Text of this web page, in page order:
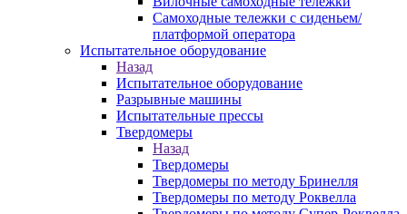
Самоходные тележки с сиденьем/
платформой оператора
Испытательное оборудование
Назад
Испытательное оборудование
Разрывные машины
Испытательные прессы
Твердомеры
Назад
Твердомеры
Твердомеры по методу Бринелля
Твердомеры по методу Роквелла